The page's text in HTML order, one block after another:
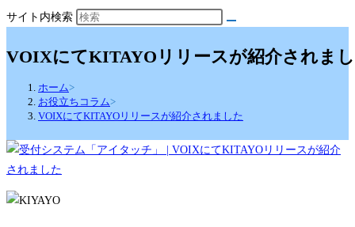
サイト内検索
VOIXにてKITAYOリリースが紹介されま
ホーム>
お役立ちコラム>
VOIXにてKITAYOリリースが紹介されました